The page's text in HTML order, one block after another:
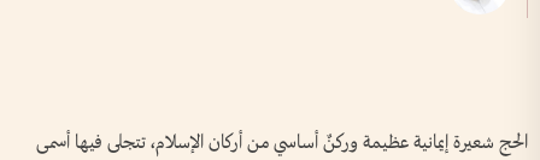
الحج شعيرة إيمانية عظيمة وركنٌ أساسي من أركان الإسلام، تتجلى فيها أسمى